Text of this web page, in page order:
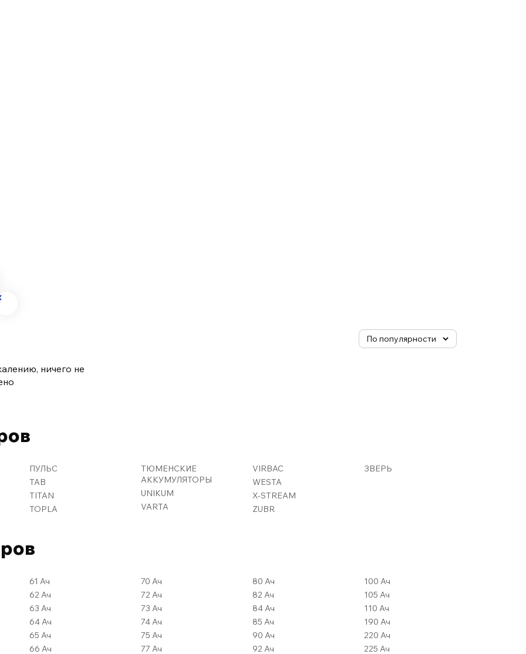
ничего не
ПУЛЬС
TAB
TITAN
TOPLA
ТЮМЕНСКИЕ
АККУМУЛЯТОРЫ
UNIKUM
VARTA
VIRBAC
WESTA
X-STREAM
ZUBR
ЗВЕРЬ
61 Ач
62 Ач
63 Ач
64 Ач
65 Ач
66 Ач
70 Ач
72 Ач
73 Ач
74 Ач
75 Ач
77 Ач
80 Ач
82 Ач
84 Ач
85 Ач
90 Ач
92 Ач
100 Ач
105 Ач
110 Ач
190 Ач
220 Ач
225 Ач